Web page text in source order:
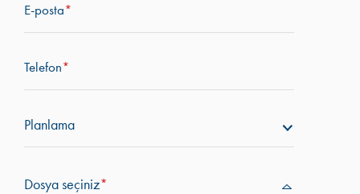
E-posta*
Telefon*
Planlama
Dosya seçiniz*